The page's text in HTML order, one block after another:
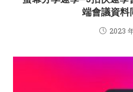
端會議資料
2023